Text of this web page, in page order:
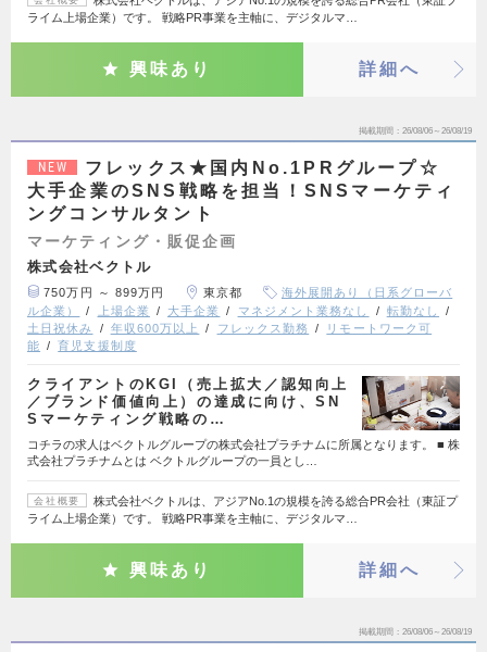
ライム上場企業）です。 戦略PR事業を主軸に、デジタルマ…
興味あり 詳細へ
掲載期間 26/08/06～26/08/19
NEW
フレックス★国内No.1PRグループ☆
大手企業のSNS戦略を担当！SNSマーケティ
ングコンサルタント
マーケティング・販促企画
株式会社ベクトル
750万円 ～ 899万円 東京都
海外展開あり（日系グローバ
ル企業）
上場企業 大手企業 マネジメント業務なし
転勤なし
土日祝休み
年収600万以上 フレックス勤務
リモートワーク可
能
育児支援制度
クライアントのKGI（売上拡大／認知向上
／ブランド価値向上）の達成に向け、SN
Sマーケティング戦略の…
コチラの求人はベクトルグループの株式会社プラチナムに所属となります。 ■ 株
式会社プラチナムとは ベクトルグループの一員とし…
会社概要
株式会社ベクトルは、アジアNo.1の規模を誇る総合PR会社（東証プ
ライム上場企業）です。 戦略PR事業を主軸に、デジタルマ…
興味あり 詳細へ
掲載期間 26/08/06～26/08/19